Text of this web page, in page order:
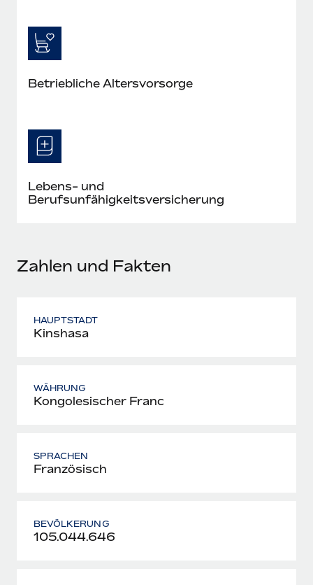
Betriebliche Altersvorsorge
Lebens- und
Berufsunfähigkeitsversicherung
Zahlen und Fakten
HAUPTSTADT
Kinshasa
WÄHRUNG
Kongolesischer Franc
SPRACHEN
Französisch
BEVÖLKERUNG
105.044.646